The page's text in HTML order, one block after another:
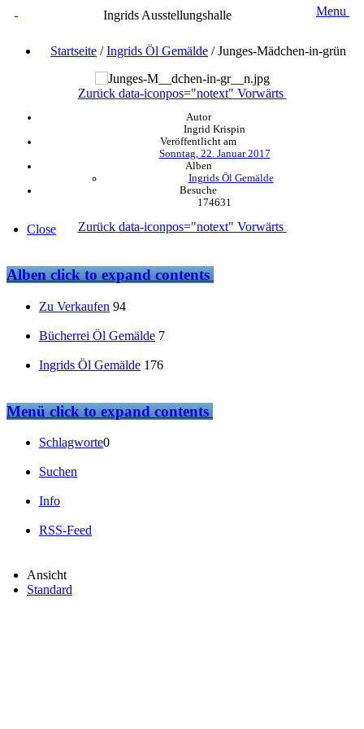
Ingrids Ausstellungshalle Menu
Startseite /Ingrids Öl Gemälde /Junges-Mädchen-in-grün
Zurück data-iconpos="notext" Vorwärts
Autor
Ingrid Krispin
Veröffentlicht am
Sonntag, 22. Januar 2017
Alben
Ingrids Öl Gemälde
Besuche
174631
Zurück data-iconpos="notext" Vorwärts
Close
Albenclick to expand contents
Zu Verkaufen 94
Bücherrei Öl Gemälde 7
Ingrids Öl Gemälde 176
Menüclick to expand contents
Schlagworte0
Suchen
Info
RSS-Feed
Ansicht
Standard